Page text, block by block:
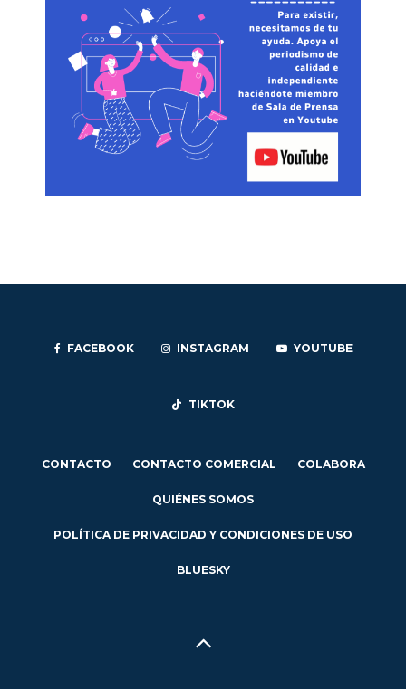
FACEBOOK INSTAGRAM YOUTUBE
TIKTOK
CONTACTO CONTACTO COMERCIAL COLABORA
QUIÉNES SOMOS
POLÍTICA DE PRIVACIDAD Y CONDICIONES DE USO
BLUESKY